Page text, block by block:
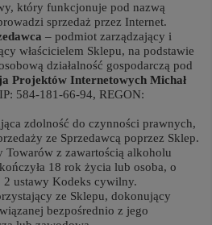
który funkcjonuje pod nazwą
sprzedaż przez Internet.
– podmiot zarządzający i
właścicielem Sklepu, na podstawie
działalność gospodarczą pod
Projektów Internetowych Michał
584-181-66-94, REGON:
zdolność do czynności prawnych,
ze Sprzedawcą poprzez Sklep.
Towarów z zawartością alkoholu
18 rok życia lub osoba, o
ustawy Kodeks cywilny.
ze Sklepu, dokonujący
bezpośrednio z jego